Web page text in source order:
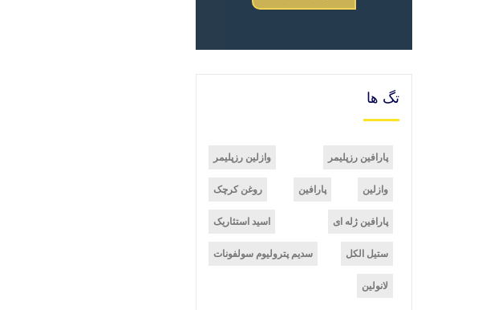
تگ ها
پارافین رزپلیمر وازلین رزپلیمر
وازلین پارافین روغن کرچک
پارافین ژله ای اسید استئاریک
ستیل الکل سدیم پترولیوم سولفونات
لانولین